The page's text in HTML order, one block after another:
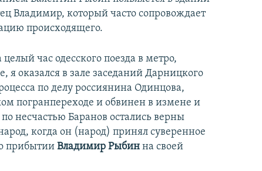
Владимир, который часто сопровождает
происходящего.
час одесского поезда в метро,
я оказался в зале заседаний Дарницкого
по делу россиянина Одинцова,
погранпереходе и обвинен в измене и
несчастью Баранов остались верны
когда он (народ) принял суверенное
прибытииВладимир Рыбин на своей